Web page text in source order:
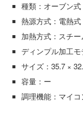
種類：オーブン式
熱源方式：電熱式
加熱方式：スチ
ディンプル加工モ
サイズ：35.7 ×
容量：ー
調理機能：マイ